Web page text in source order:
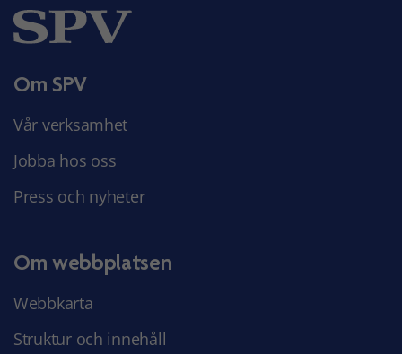
Om SPV
Vår verksamhet
Jobba hos oss
Press och nyheter
Om webbplatsen
Webbkarta
Struktur och innehåll